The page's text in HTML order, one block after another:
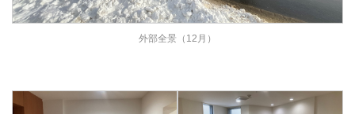
外部全景（12月）